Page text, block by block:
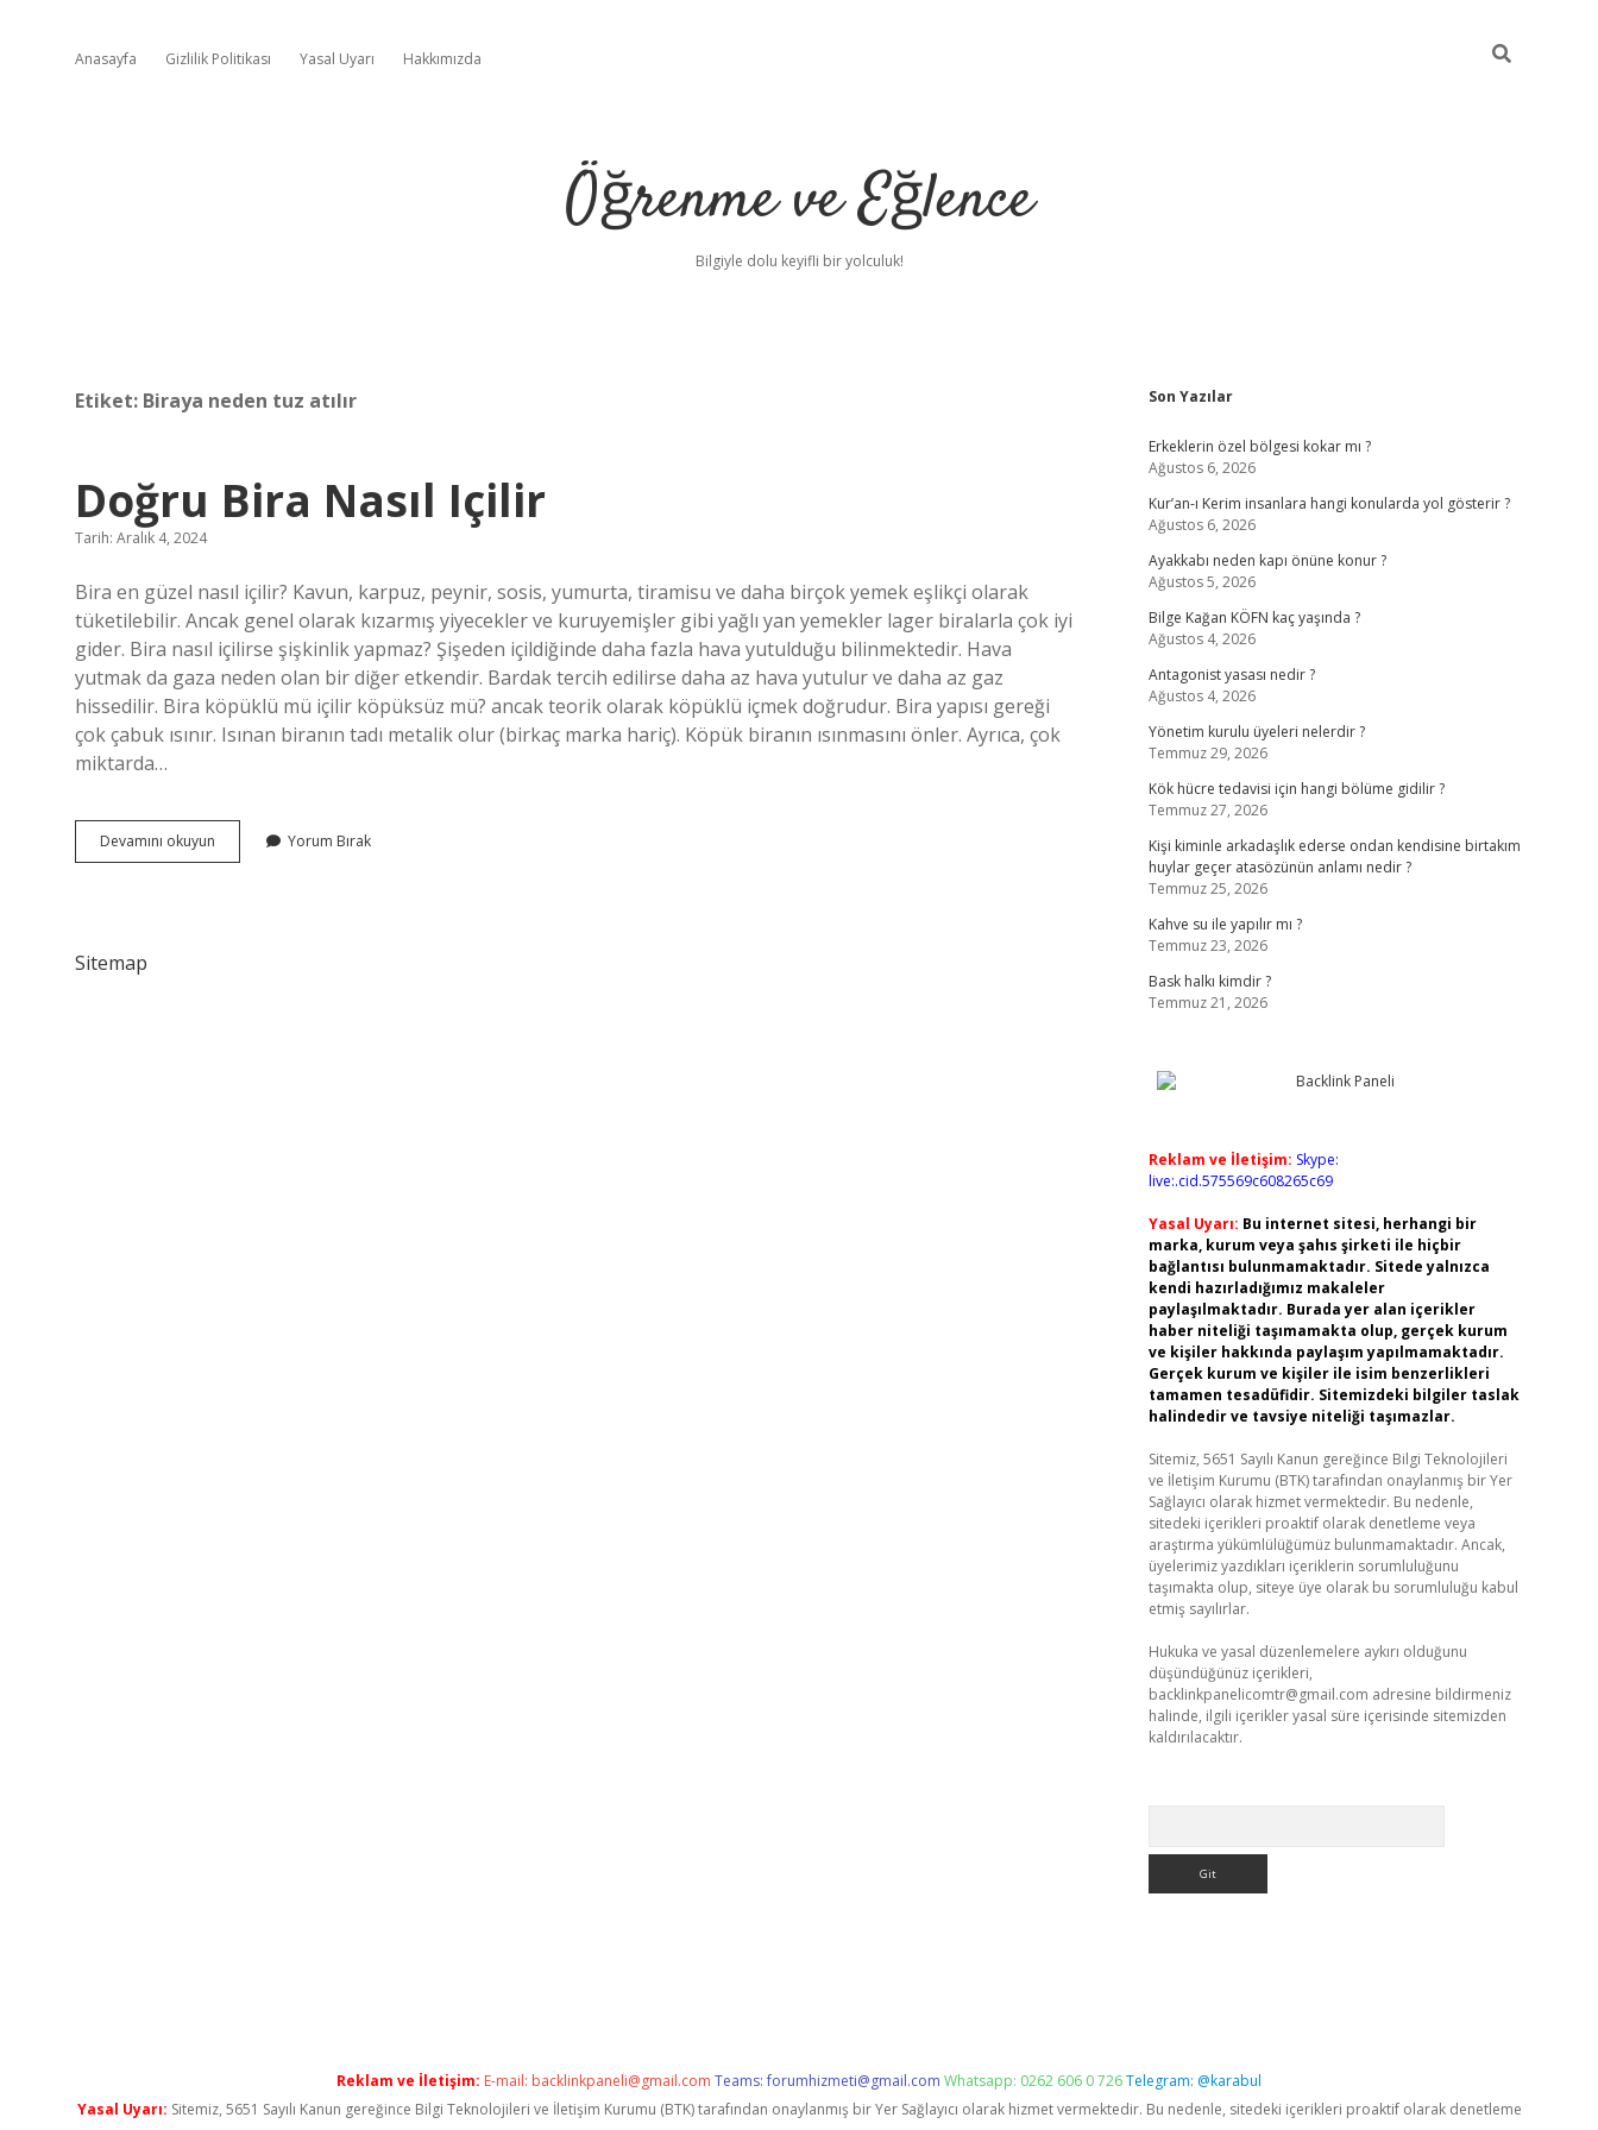
Anasayfa Gizlilik Politikası Yasal Uyarı Hakkımızda
Öğrenme ve Eğlence
Bilgiyle dolu keyifli bir yolculuk!
Etiket: Biraya neden tuz atılır
Doğru Bira Nasıl Içilir
Tarih: Aralık 4, 2024
Bira en güzel nasıl içilir? Kavun, karpuz, peynir, sosis, yumurta, tiramisu ve daha birçok yemek eşlikçi olarak
tüketilebilir. Ancak genel olarak kızarmış yiyecekler ve kuruyemişler gibi yağlı yan yemekler lager biralarla çok iyi
gider. Bira nasıl içilirse şişkinlik yapmaz? Şişeden içildiğinde daha fazla hava yutulduğu bilinmektedir. Hava
yutmak da gaza neden olan bir diğer etkendir. Bardak tercih edilirse daha az hava yutulur ve daha az gaz
hissedilir. Bira köpüklü mü içilir köpüksüz mü? ancak teorik olarak köpüklü içmek doğrudur. Bira yapısı gereği
çok çabuk ısınır. Isınan biranın tadı metalik olur (birkaç marka hariç). Köpük biranın ısınmasını önler. Ayrıca, çok
miktarda…
Devamını okuyun
Bira
Yorum Bırak
Sitemap
Sidebar
Son Yazılar
Erkeklerin özel bölgesi kokar mı ?
Ağustos 6, 2026
Kur’an-ı Kerim insanlara hangi konularda yol gösterir ?
Ağustos 6, 2026
Ayakkabı neden kapı önüne konur ?
Ağustos 5, 2026
Bilge Kağan KÖFN kaç yaşında ?
Ağustos 4, 2026
Antagonist yasası nedir ?
Ağustos 4, 2026
Yönetim kurulu üyeleri nelerdir ?
Temmuz 29, 2026
Kök hücre tedavisi için hangi bölüme gidilir ?
Temmuz 27, 2026
Kişi kiminle arkadaşlık ederse ondan kendisine birtakım
huylar geçer atasözünün anlamı nedir ?
Temmuz 25, 2026
Kahve su ile yapılır mı ?
Temmuz 23, 2026
Bask halkı kimdir ?
Temmuz 21, 2026
Reklam ve İletişim: Skype:
live:.cid.575569c608265c69
Yasal Uyarı: Bu internet sitesi, herhangi bir
marka, kurum veya şahıs şirketi ile hiçbir
bağlantısı bulunmamaktadır. Sitede yalnızca
kendi hazırladığımız makaleler
paylaşılmaktadır. Burada yer alan içerikler
haber niteliği taşımamakta olup, gerçek kurum
ve kişiler hakkında paylaşım yapılmamaktadır.
Gerçek kurum ve kişiler ile isim benzerlikleri
tamamen tesadüfidir. Sitemizdeki bilgiler taslak
halindedir ve tavsiye niteliği taşımazlar.
Sitemiz, 5651 Sayılı Kanun gereğince Bilgi Teknolojileri
ve İletişim Kurumu (BTK) tarafından onaylanmış bir Yer
Sağlayıcı olarak hizmet vermektedir. Bu nedenle,
sitedeki içerikleri proaktif olarak denetleme veya
araştırma yükümlülüğümüz bulunmamaktadır. Ancak,
üyelerimiz yazdıkları içeriklerin sorumluluğunu
taşımakta olup, siteye üye olarak bu sorumluluğu kabul
etmiş sayılırlar.
Hukuka ve yasal düzenlemelere aykırı olduğunu
düşündüğünüz içerikleri,
backlinkpanelicomtr@gmail.com adresine bildirmeniz
halinde, ilgili içerikler yasal süre içerisinde sitemizden
kaldırılacaktır.
Reklam ve İletişim: E-mail: backlinkpaneli@gmail.com Teams:forumhizmeti@gmail.com Whatsapp: 0262 606 0 726Telegram: @karabul
Yasal Uyarı: Sitemiz, 5651 Sayılı Kanun gereğince Bilgi Teknolojileri ve İletişim Kurumu (BTK) tarafından onaylanmış bir Yer Sağlayıcı olarak hizmet vermektedir. Bu nedenle, sitedeki içerikleri proaktif olarak denetleme